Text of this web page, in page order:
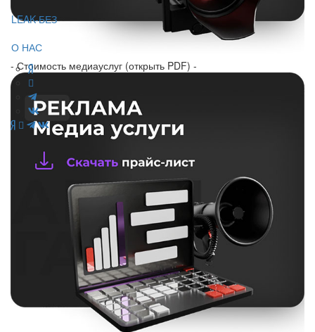
LEAK-БЕЗ
О НАС
- Стоимость медиауслуг (открыть PDF) -